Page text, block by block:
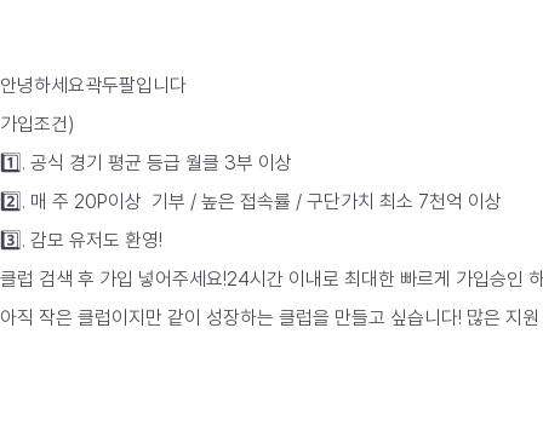
안녕하세요곽두팔입니다
가입조건)
1️⃣. 공식 경기 평균 등급 월클 3부 이상
2️⃣. 매 주 20P이상 기부 / 높은 접속률 / 구단가치 최소 7천억 이상
3️⃣. 감모 유저도 환영!
클럽 검색 후 가입 넣어주세요!24시간 이내로 최대한 빠르게 가입승인
아직 작은 클럽이지만 같이 성장하는 클럽을 만들고 싶습니다! 많은 지